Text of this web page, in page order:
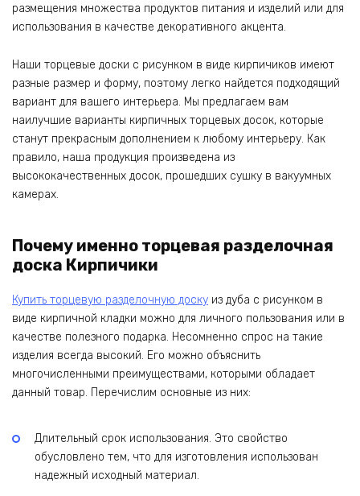
размещения множества продуктов питания и изделий или для
использования в качестве декоративного акцента.
Наши торцевые доски с рисунком в виде кирпичиков имеют
разные размер и форму, поэтому легко найдется подходящий
вариант для вашего интерьера. Мы предлагаем вам
наилучшие варианты кирпичных торцевых досок, которые
станут прекрасным дополнением к любому интерьеру. Как
правило, наша продукция произведена из
высококачественных досок, прошедших сушку в вакуумных
камерах.
Почему именно торцевая разделочная
доска Кирпичики
Купить торцевую разделочную доску из дуба с рисунком в
виде кирпичной кладки можно для личного пользования или в
качестве полезного подарка. Несомненно спрос на такие
изделия всегда высокий. Его можно объяснить
многочисленными преимуществами, которыми обладает
данный товар. Перечислим основные из них:
Длительный срок использования. Это свойство
обусловлено тем, что для изготовления использован
надежный исходный материал.